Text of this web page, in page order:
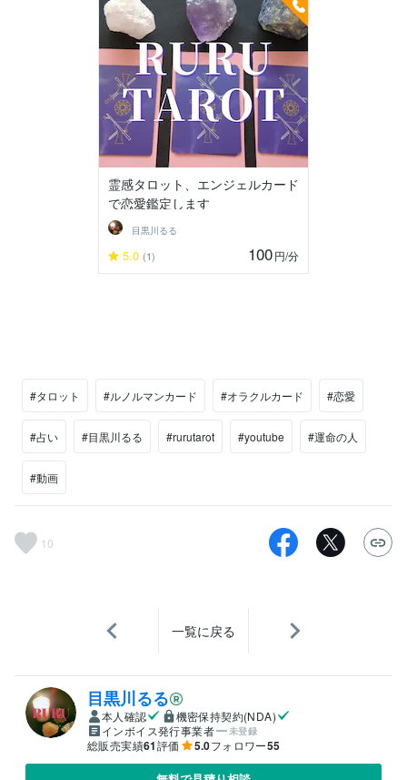
霊感タロット、エンジェルカード
で恋愛鑑定します
目黒川るる
5.0 (1) 100円/分
#タロット #ルノルマンカード #オラクルカード #恋愛
#占い #目黒川るる #rurutarot #youtube #運命の人
#動画
10
一覧に戻る
目黒川るる
本人確認
機密保持契約(NDA)
インボイス発行事業者
未登録
総販売実績61評価 5.0フォロワー55